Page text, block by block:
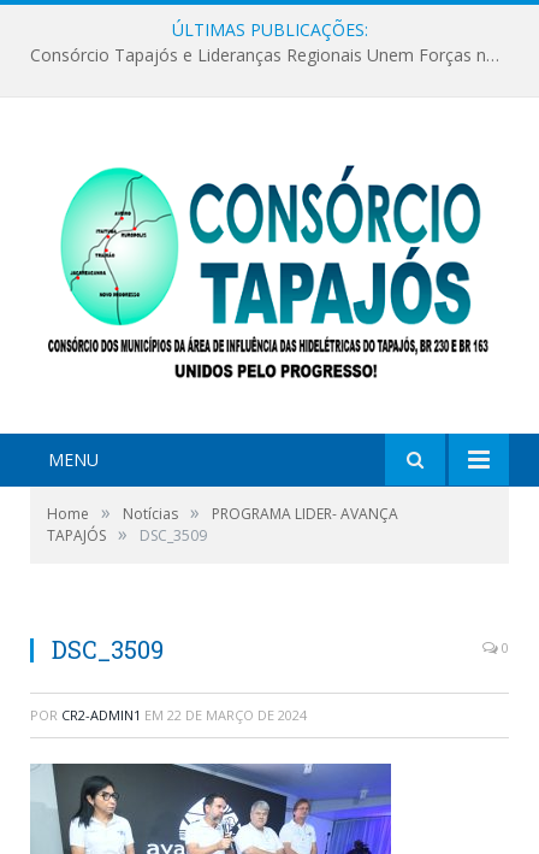
ÚLTIMAS PUBLICAÇÕES:
Consórcio Tapajós e Lideranças Regionais Unem Forças no Movimento Avança Tapajós.
MENU
Home » Notícias »
PROGRAMA LIDER- AVANÇA
TAPAJÓS » DSC_3509
DSC_3509 0
POR CR2-ADMIN1 EM 22 DE MARÇO DE 2024